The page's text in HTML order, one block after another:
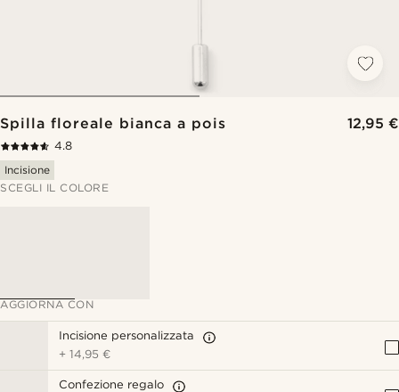
Spilla floreale bianca a pois 12,95 €
4.8
Incisione
SCEGLI IL COLORE
AGGIORNA CON
Incisione personalizzata
+14,95 €
Confezione regalo